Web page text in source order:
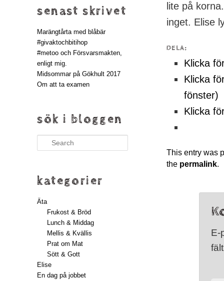
lite på
inget. Elise
DELA:
Klicka
Klicka
fönster)
Klicka
This entry was
the permalink.
E-
senast skrivet
Marängtårta med blåbär
#givaktochbitihop
#metoo och Försvarsmakten,
enligt mig.
Midsommar på Gökhult 2017
Om att ta examen
sök i bloggen
Search
kategorier
Äta
Frukost & Bröd
Lunch & Middag
Mellis & Kvällis
Prat om Mat
Sött & Gott
Elise
En dag på jobbet